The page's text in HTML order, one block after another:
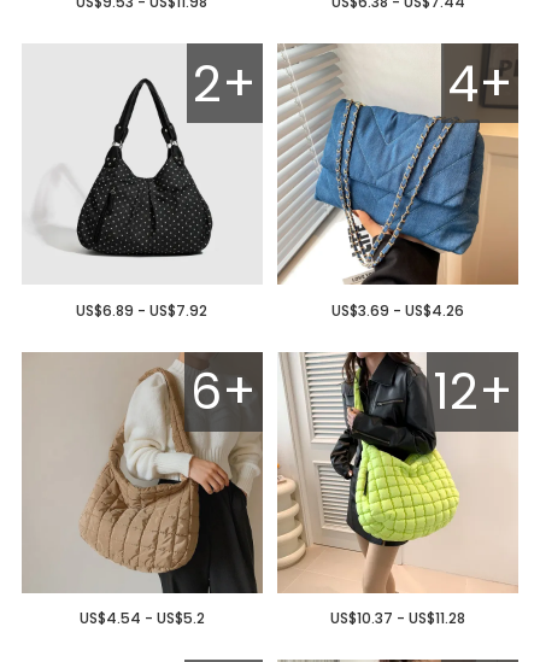
2+
US$6.89 - US$7.92
4+
US$3.69 - US$4.26
6+
US$4.54 - US$5.2
12+
US$10.37 - US$11.28